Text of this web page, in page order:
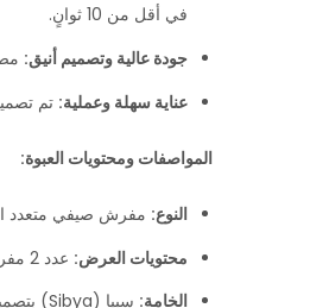
في أقل من 10 ثوانٍ.
جودة عالية وتصميم أنيق:
عناية سهلة وعملية: تم
المواصفات ومحتويات العبوة:
النوع: مفرش صيفي متعدد
محتويات العرض: عدد 2 مفرش.
الخامة: سبيا (Sibya) بتصميم جاكار.